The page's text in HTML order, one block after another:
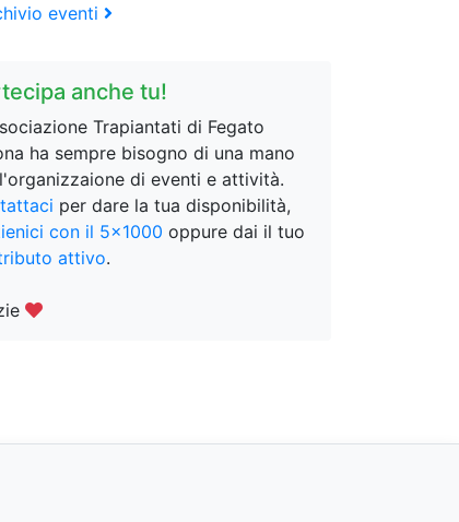
eventi
anche tu!
Trapiantati di Fegato
ha sempre bisogno di una mano
di eventi e attività.
per dare la tua disponibilità,
con il 5x1000 oppure dai il tuo
attivo.